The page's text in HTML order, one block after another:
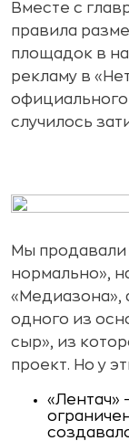
Вместе с
правила
площадок в
рекламу в
случилось
Мы продавали
нормально»,
«Медиазона»,
одного из
сыр», из
проект. Но у
«Лентач»